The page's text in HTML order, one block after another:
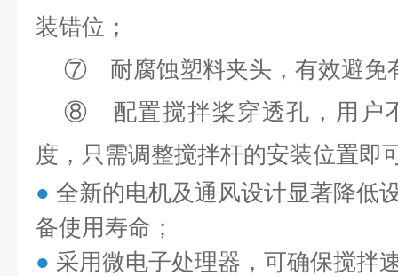
装错位；
⑦ 耐腐蚀塑料夹头，有效避免
⑧ 配置搅拌桨穿透孔，用户
度，只需调整搅拌杆的安装位置即
● 全新的电机及通风设计显著降低
备使用寿命；
● 采用微电子处理器，可确保搅拌